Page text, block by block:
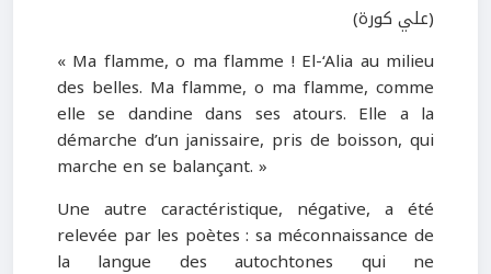
(علي كورة)
« Ma flamme, o ma flamme ! El-‘Alia au milieu
des belles. Ma flamme, o ma flamme, comme
elle se dandine dans ses atours. Elle a la
démarche d’un janissaire, pris de boisson, qui
marche en se balançant. »
Une autre caractéristique, négative, a été
relevée par les poètes : sa méconnaissance de
la langue des autochtones qui ne